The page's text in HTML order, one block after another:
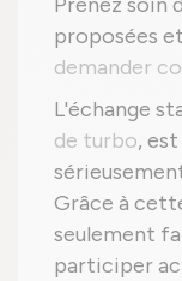
proposées
demander
L'échange
de turbo,
Grâce à
seulement
participer